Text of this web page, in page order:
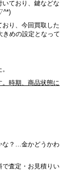
ており、鍵などな
り、今回買取した
きめの設定となって
時期、商品状態に
な？…金かどうかわ
で査定・お見積りい